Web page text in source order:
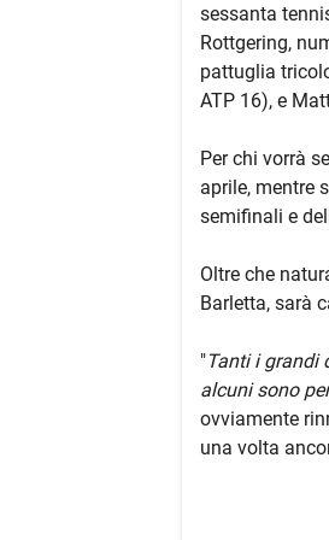
sessanta
Rottgering,
pattuglia
ATP 16), e
Per chi vorrà
aprile, mentre
semifinali e
Oltre che
Barletta, sarà
"Tanti i grandi
alcuni sono
ovviamente
una volta